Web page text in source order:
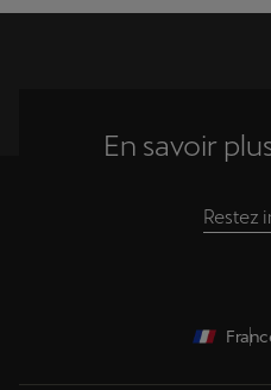
En savoir
Restez